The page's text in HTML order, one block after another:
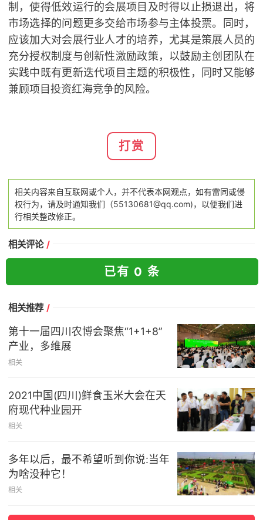
制，使得低效运行的会展项目及时得以止损退出，将
市场选择的问题更多交给市场参与主体投票。同时，
应该加大对会展行业人才的培养，尤其是策展人员的
充分授权制度与创新性激励政策，以鼓励主创团队在
实践中既有更新迭代项目主题的积极性，同时又能够
兼顾项目投资红海竞争的风险。
打赏
相关内容来自互联网或个人，并不代表本网观点，如有雷同或侵
权行为，请及时通知我们（55130681@qq.com)，以便我们进
行相关整改修正。
相关评论 /
已有 0 条
相关推荐 /
第十一届四川农博会聚焦“1+1+8”
产业，多维展
相关
2021中国(四川)鲜食玉米大会在天
府现代种业园开
相关
多年以后，最不希望听到你说:当年
为啥没种它！
相关